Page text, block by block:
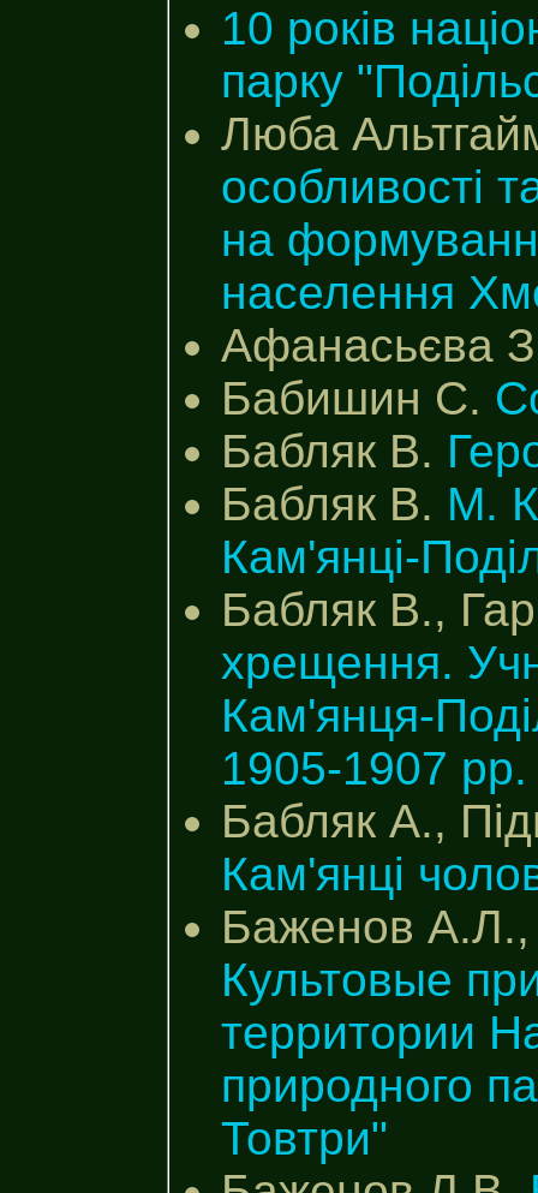
10 років
парку
Люба
особливості
на
населення
Афанасьєва
Бабишин С.
Бабляк В.
Бабляк В. М.
Кам'янці-
Бабляк В.,
хрещення.
Кам'янця-
1905-1907 pp.
Бабляк А.,
Кам'янці
Баженов
Культовые
территории
природного
Товтри"